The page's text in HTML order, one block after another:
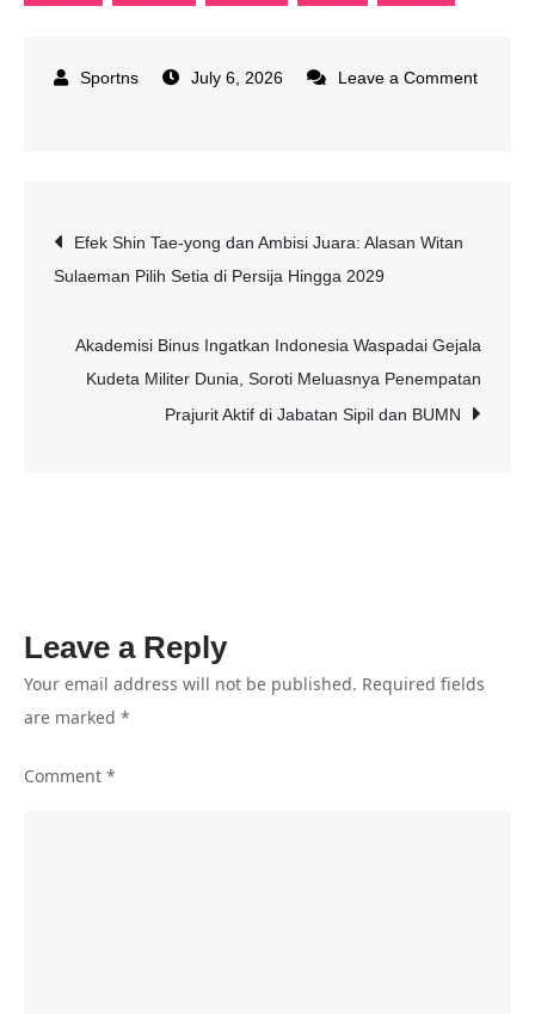
July 6, 2026
Leave a Comment
Dicegah
ke
Atas
Korupsi,
Post
navigation
Efek Shin Tae-yong dan Ambisi Juara: Alasan Witan
Sulaeman Pilih Setia di Persija Hingga 2029
Akademisi Binus Ingatkan Indonesia Waspadai Gejala
Kudeta Militer Dunia, Soroti Meluasnya Penempatan
Prajurit Aktif di Jabatan Sipil dan BUMN
Leave a Reply
Your email address will not be published. Required fields
are marked *
Comment *